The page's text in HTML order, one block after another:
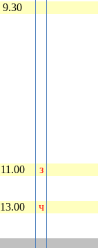
9.30
11.00 з
13.00 ч